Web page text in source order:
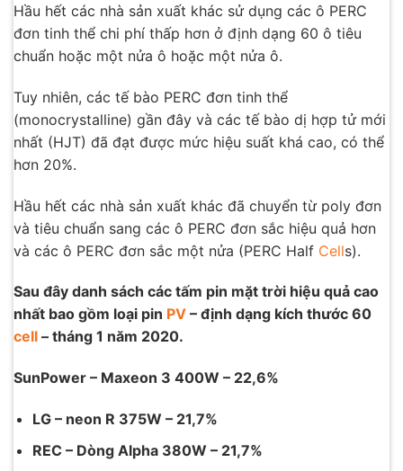
Hầu hết các nhà sản xuất khác sử dụng các ô PERC
đơn tinh thể chi phí thấp hơn ở định dạng 60 ô tiêu
chuẩn hoặc một nửa ô hoặc một nửa ô.
Tuy nhiên, các tế bào PERC đơn tinh thể
(monocrystalline) gần đây và các tế bào dị hợp tử mới
nhất (HJT) đã đạt được mức hiệu suất khá cao, có thể
hơn 20%.
Hầu hết các nhà sản xuất khác đã chuyển từ poly đơn
và tiêu chuẩn sang các ô PERC đơn sắc hiệu quả hơn
và các ô PERC đơn sắc một nửa (PERC Half Cells).
Sau đây danh sách các tấm pin mặt trời hiệu quả cao
nhất bao gồm loại pin PV – định dạng kích thước 60
cell – tháng 1 năm 2020.
SunPower – Maxeon 3 400W – 22,6%
LG – neon R 375W – 21,7%
REC – Dòng Alpha 380W – 21,7%